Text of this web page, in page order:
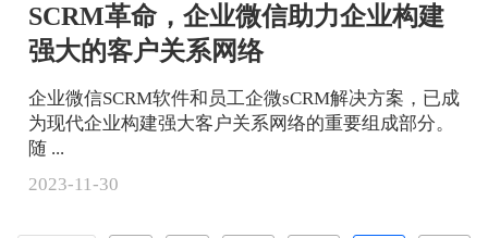
SCRM革命，企业微信助力企业构建
强大的客户关系网络
企业微信SCRM软件和员工企微sCRM解决方案，已成
为现代企业构建强大客户关系网络的重要组成部分。
随 ...
2023-11-30